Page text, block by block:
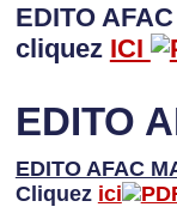
EDITO
cliquez ICI
EDITO
EDITO AFAC
Cliquez ici